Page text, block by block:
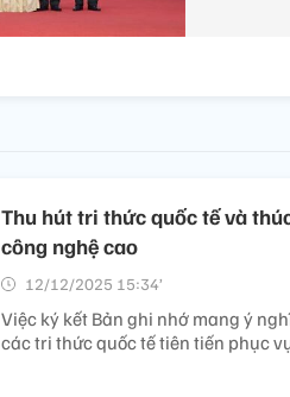
Thu hút tri thức quốc tế và
công nghệ cao
12/12/2025 15:34’
Việc ký kết Bản ghi nhớ mang ý
các tri thức quốc tế tiên tiến phục